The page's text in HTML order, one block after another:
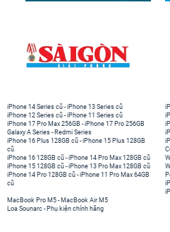
iPhone 14 Series cũ -iPhone 13 Series cũ
iPhone 12 Series cũ -iPhone 11 Series cũ
iPhone 17 Pro Max 256GB -iPhone 17 Pro 256GB
Galaxy A Series - Redmi Series
iPhone 16 Plus 128GB cũ -iPhone 15 Plus 128GB
cũ
iPhone 16 128GB cũ -iPhone 14 Pro Max 128GB cũ
iPhone 15 128GB cũ -iPhone 13 Pro Max 128GB cũ
iPhone 14 Pro 128GB cũ -iPhone 11 Pro Max 64GB
cũ
MacBook Pro M5 - MacBook Air M5
Loa Sounarc - Phụ kiện chính hãng